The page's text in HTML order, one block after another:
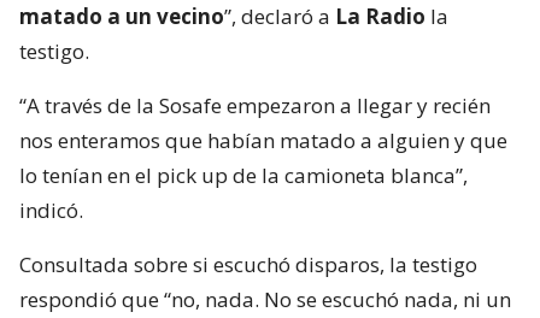
matado a un vecino”, declaró a La Radio la
testigo.
“A través de la Sosafe empezaron a llegar y recién
nos enteramos que habían matado a alguien y que
lo tenían en el pick up de la camioneta blanca”,
indicó.
Consultada sobre si escuchó disparos, la testigo
respondió que “no, nada. No se escuchó nada, ni un